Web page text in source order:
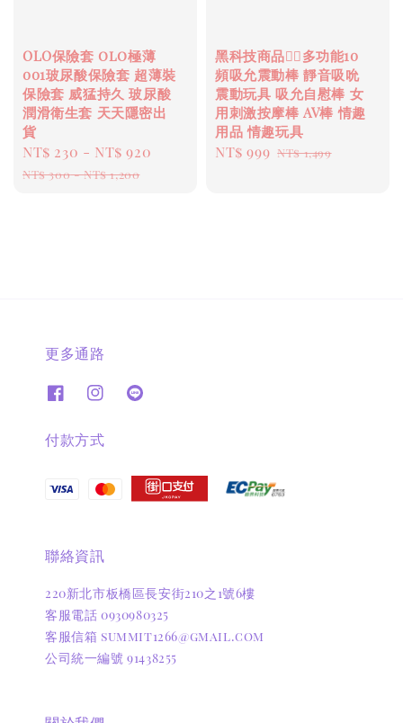
OLO保險套 olo極薄
001玻尿酸保險套 超薄裝
保險套 威猛持久 玻尿酸
潤滑衛生套 天天隱密出
貨
Sale
price
NT$ 230 - NT$ 920
Regular
NT$ 300-NT$ 1,200
黑科技商品❤️‍🔥多功能10
頻吸允震動棒 靜音吸吮
震動玩具 吸允自慰棒 女
用刺激按摩棒 AV棒 情趣
用品 情趣玩具
Sale
NT$ 999 Regular
NT$ 1,499
更多通路
付款方式
聯絡資訊
220新北市板橋區長安街210之1號6樓
客服電話 0930980325
客服信箱 summit1266@gmail.com
公司統一編號 91438255